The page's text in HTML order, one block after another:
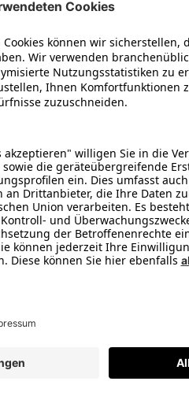
zurück, um eine
des Betriebssystems, um
um sicherzustellen, dass alles
umfassendes Fachwissen
damit Ihr System wieder in
einen schnellen und
neu installieren.
Zubehör